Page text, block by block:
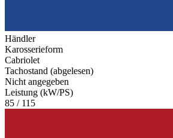
Händler
Karosserieform
Cabriolet
Tachostand (abgelesen)
Nicht angegeben
Leistung (kW/PS)
85 / 115